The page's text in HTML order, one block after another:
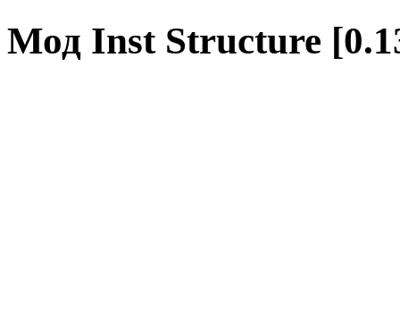
Мод Inst Structure